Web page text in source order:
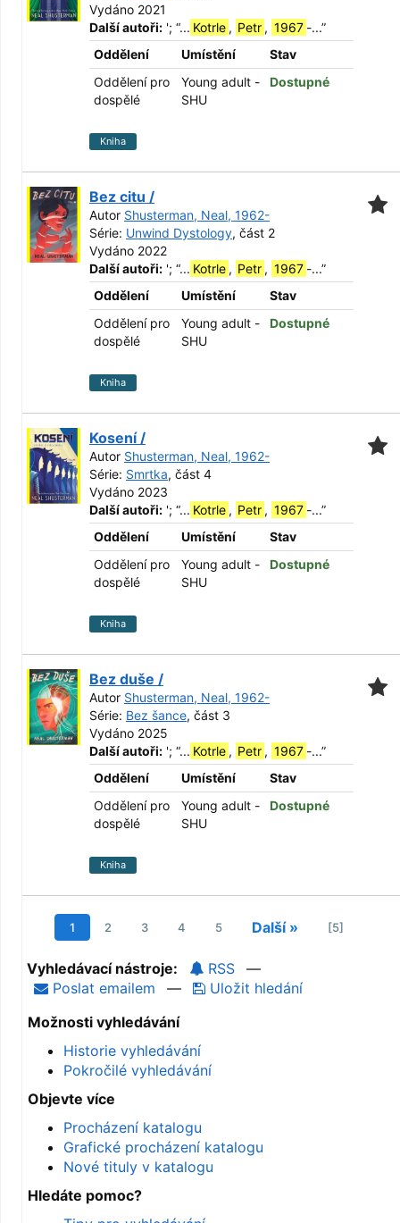
Vydáno 2021
Další autoři: '; “... Kotrle , Petr , 1967 -...”
Oddělení
Umístění
Stav
Oddělení pro
dospělé
Young adult -
SHU
Dostupné
Kniha
Bez citu /
Autor Shusterman, Neal, 1962-
Série: Unwind Dystology, část 2
Vydáno 2022
Další autoři: '; “... Kotrle , Petr , 1967 -...”
Oddělení
Umístění
Stav
Oddělení pro
dospělé
Young adult -
SHU
Dostupné
Kniha
Kosení /
Autor Shusterman, Neal, 1962-
Série: Smrtka, část 4
Vydáno 2023
Další autoři: '; “... Kotrle , Petr , 1967 -...”
Oddělení
Umístění
Stav
Oddělení pro
dospělé
Young adult -
SHU
Dostupné
Kniha
Bez duše /
Autor Shusterman, Neal, 1962-
Série: Bez šance, část 3
Vydáno 2025
Další autoři: '; “... Kotrle , Petr , 1967 -...”
Oddělení
Umístění
Stav
Oddělení pro
dospělé
Young adult -
SHU
Dostupné
Kniha
1 2 3 4 5 Další » [5]
Vyhledávací nástroje: RSS
—
Poslat emailem
—
Uložit hledání
Možnosti vyhledávání
Historie vyhledávání
Pokročilé vyhledávání
Objevte více
Procházení katalogu
Grafické procházení katalogu
Nové tituly v katalogu
Hledáte pomoc?